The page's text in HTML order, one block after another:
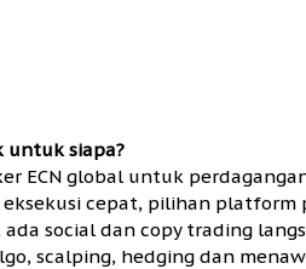
untuk siapa?
ECN global untuk
cepat, pilihan
social dan copy trading
scalping, hedging dan